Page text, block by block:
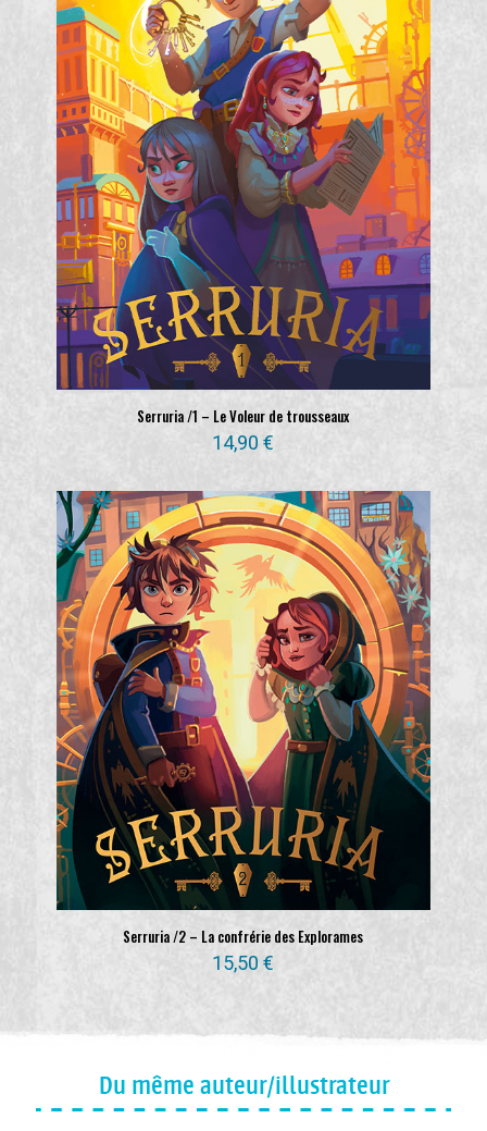
Serruria /1 – Le Voleur de trousseaux
14,90€
Serruria /2 – La confrérie des Explorames
15,50€
Du même auteur/illustrateur